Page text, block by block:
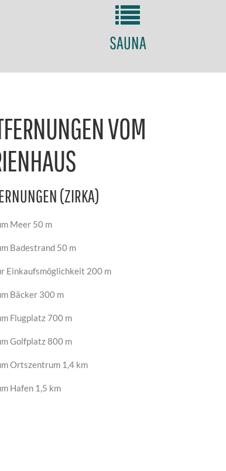
SAUNA
VOM
(ZIRKA)
Meer 50 m
Badestrand 50 m
Einkaufsmöglichkeit 200 m
Bäcker 300 m
Flugplatz 700 m
Golfplatz 800 m
Ortszentrum 1,4 km
Hafen 1,5 km